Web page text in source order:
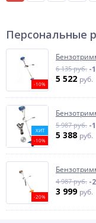
Персональные
-10%
6 135 руб. -
5 522 руб.
ХИТ
-10%
5 987 руб. -
5 388 руб.
-20%
4 987 руб. -
3 999 руб.